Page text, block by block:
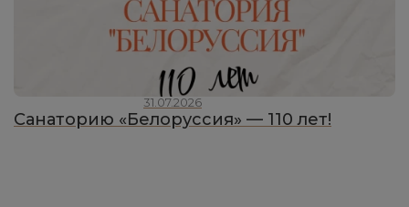
31.07.2026
Санаторию «Белоруссия» — 110 лет!